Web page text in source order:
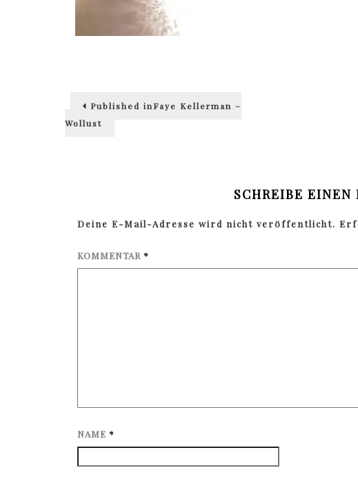
Beitragsnavigation
Published inFaye Kellerman –
Wollust
SCHREIBE EINEN
Deine E-Mail-Adresse wird nicht veröffentlicht.
KOMMENTAR *
NAME *